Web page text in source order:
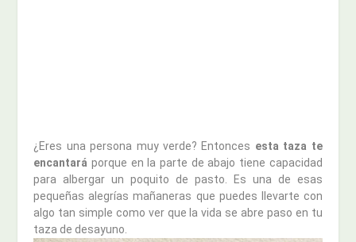
¿Eres una persona muy verde? Entonces esta taza te
encantará porque en la parte de abajo tiene capacidad
para albergar un poquito de pasto. Es una de esas
pequeñas alegrías mañaneras que puedes llevarte con
algo tan simple como ver que la vida se abre paso en tu
taza de desayuno.